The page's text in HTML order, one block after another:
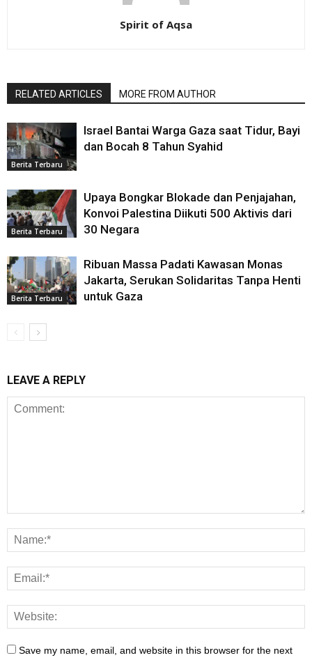
Spirit of Aqsa
RELATED ARTICLES MORE FROM AUTHOR
Berita Terbaru
Israel Bantai Warga Gaza saat Tidur, Bayi
dan Bocah 8 Tahun Syahid
Berita Terbaru
Upaya Bongkar Blokade dan Penjajahan,
Konvoi Palestina Diikuti 500 Aktivis dari
30 Negara
Berita Terbaru
Ribuan Massa Padati Kawasan Monas
Jakarta, Serukan Solidaritas Tanpa Henti
untuk Gaza
LEAVE A REPLY
Save my name, email, and website in this browser for the next